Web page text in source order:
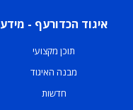
איגוד הכדורעף - מידע
תוכן מקצועי
מבנה האיגוד
חדשות